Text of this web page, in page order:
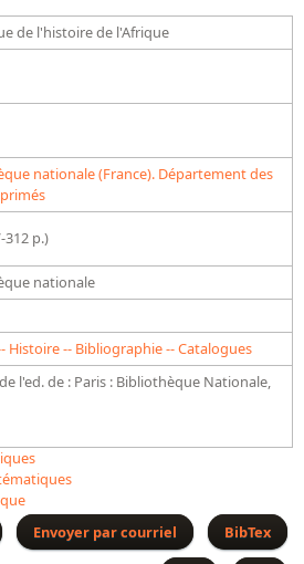
de la Bibliothèque nationale de
avancée
et des principales collections et
et provenances
Bibliothèque
de l'histoire de l'Afrique
nationale (France). Département des
312 p.)
nationale
Histoire -- Bibliographie -- Catalogues
l'ed. de : Paris : Bibliothèque Nationale,
Envoyer par courriel BibTex